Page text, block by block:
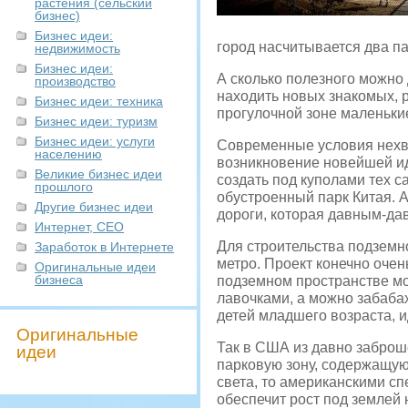
бизнес)
Бизнес идеи:
недвижимость
Бизнес идеи:
производство
Бизнес идеи: техника
Бизнес идеи: туризм
Бизнес идеи: услуги
населению
Великие бизнес идеи
прошлого
Другие бизнес идеи
Интернет, СЕО
Заработок в Интернете
Оригинальные идеи
бизнеса
Оригинальные
идеи
город насчитывается два
А сколько полезного можно
находить новых знакомых,
прогулочной зоне
Современные условия
возникновение новейшей
создать под куполами тех
обустроенный парк Китая.
дороги, которая давным-
Для строительства
метро. Проект конечно
подземном пространстве
лавочками, а можно
детей младшего возраста,
Так в США из давно
парковую зону,
света, то американскими
обеспечит рост под землей